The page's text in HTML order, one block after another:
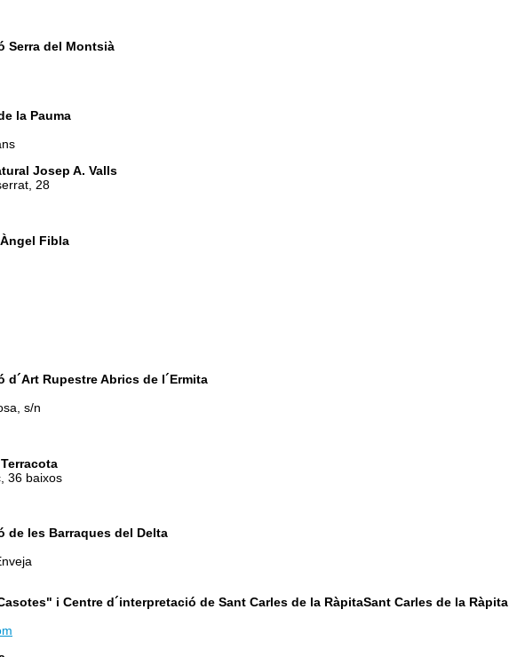
Serra del Montsià
la Pauma
Josep A. Valls
28
Fibla
d´Art Rupestre Abrics de l´Ermita
s/n
36 baixos
de les Barraques del Delta
i Centre d´interpretació de Sant Carles de la RàpitaSant Carles de la Ràpita